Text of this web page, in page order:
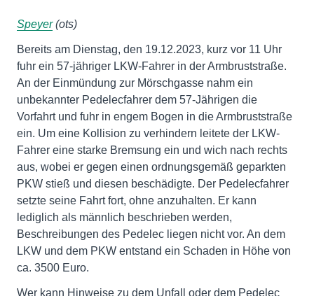
Speyer(ots)
Bereits am Dienstag, den 19.12.2023, kurz vor 11 Uhr
fuhr ein 57-jähriger LKW-Fahrer in der Armbruststraße.
An der Einmündung zur Mörschgasse nahm ein
unbekannter Pedelecfahrer dem 57-Jährigen die
Vorfahrt und fuhr in engem Bogen in die Armbruststraße
ein. Um eine Kollision zu verhindern leitete der LKW-
Fahrer eine starke Bremsung ein und wich nach rechts
aus, wobei er gegen einen ordnungsgemäß geparkten
PKW stieß und diesen beschädigte. Der Pedelecfahrer
setzte seine Fahrt fort, ohne anzuhalten. Er kann
lediglich als männlich beschrieben werden,
Beschreibungen des Pedelec liegen nicht vor. An dem
LKW und dem PKW entstand ein Schaden in Höhe von
ca. 3500 Euro.
Wer kann Hinweise zu dem Unfall oder dem Pedelec